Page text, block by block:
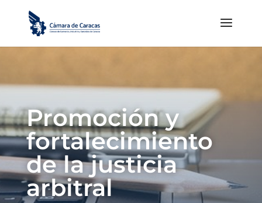
Promoción y
fortalecimiento
de la justicia
arbitral